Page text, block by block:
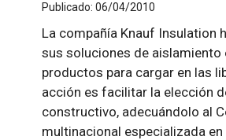
Publicado: 06/04/2010
La compañía Knauf Insulation
sus soluciones de aislamiento
productos para cargar en las
acción es facilitar la elección
constructivo, adecuándolo al
multinacional especializada